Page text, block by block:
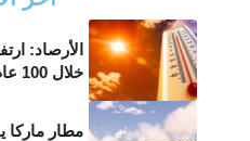
خلال 100 عام
مطار ماركا